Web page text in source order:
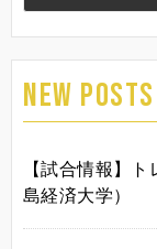
NEW POSTS
【試合情報】
島経済大学）